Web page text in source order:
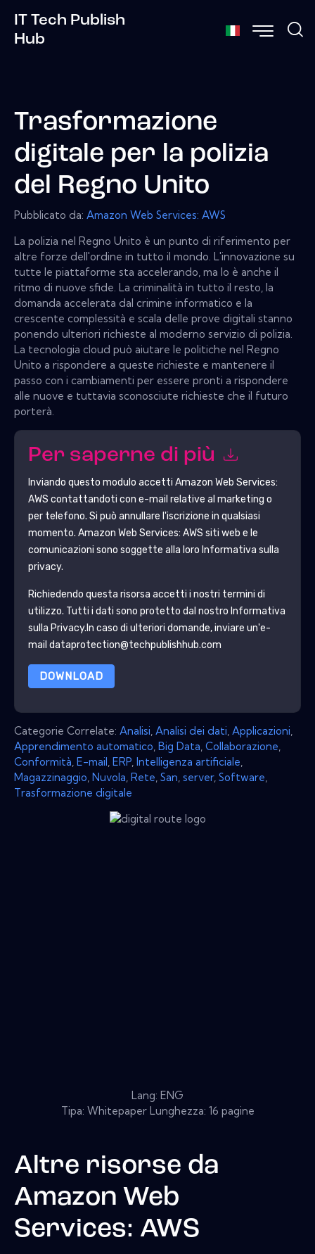
IT Tech Publish
Hub
Trasformazione
digitale per la polizia
del Regno Unito
Pubblicato da: Amazon Web Services: AWS
La polizia nel Regno Unito è un punto di riferimento per
altre forze dell'ordine in tutto il mondo. L'innovazione su
tutte le piattaforme sta accelerando, ma lo è anche il
ritmo di nuove sfide. La criminalità in tutto il resto, la
domanda accelerata dal crimine informatico e la
crescente complessità e scala delle prove digitali stanno
ponendo ulteriori richieste al moderno servizio di polizia.
La tecnologia cloud può aiutare le politiche nel Regno
Unito a rispondere a queste richieste e mantenere il
passo con i cambiamenti per essere pronti a rispondere
alle nuove e tuttavia sconosciute richieste che il futuro
porterà.
Per saperne di più
Inviando questo modulo accetti Amazon Web Services:
AWS contattandoti con e-mail relative al marketing o
per telefono. Si può annullare l'iscrizione in qualsiasi
momento. Amazon Web Services: AWS siti web e le
comunicazioni sono soggette alla loro Informativa sulla
privacy.
Richiedendo questa risorsa accetti i nostri termini di
utilizzo. Tutti i dati sono protetto dal nostro Informativa
sulla Privacy.In caso di ulteriori domande, inviare un'e-
mail dataprotection@techpublishhub.com
DOWNLOAD
Categorie Correlate: Analisi Analisi dei dati Applicazioni
Apprendimento automatico Big Data Collaborazione
Conformità E-mail ERP Intelligenza artificiale
Magazzinaggio Nuvola Rete San server, Software
Trasformazione digitale
Lang: ENG
Tipa: Whitepaper Lunghezza: 16 pagine
Altre risorse da
Amazon Web
Services: AWS